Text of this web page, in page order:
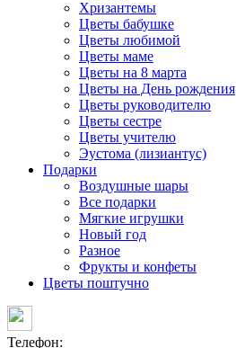
Хризантемы
Цветы бабушке
Цветы любимой
Цветы маме
Цветы на 8 марта
Цветы на День рождения
Цветы руководителю
Цветы сестре
Цветы учителю
Эустома (лизиантус)
Подарки
Воздушные шары
Все подарки
Мягкие игрушки
Новый год
Разное
Фрукты и конфеты
Цветы поштучно
Телефон: